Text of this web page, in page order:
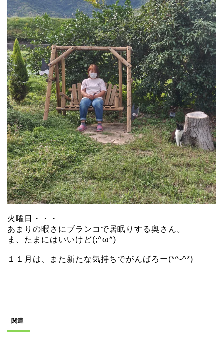
火曜日・・・
あまりの暇さにブランコで居眠りする奥さん。
ま、たまにはいいけど(;^ω^)
１１月は、また新たな気持ちでがんばろー(*^-^*)
関連